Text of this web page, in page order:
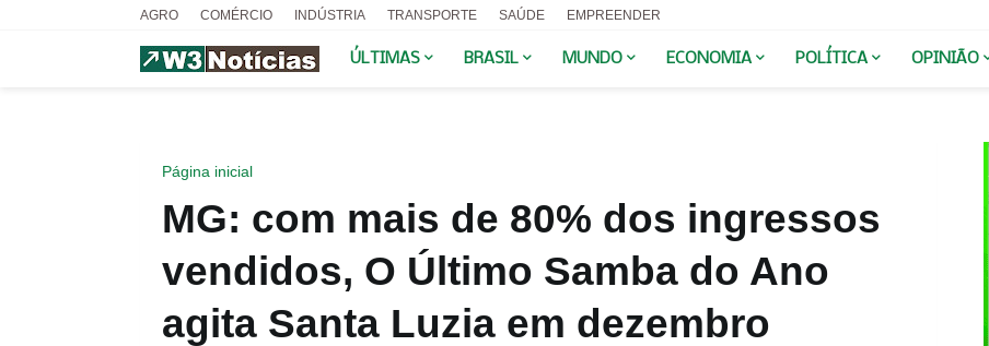
AGRO COMÉRCIO INDÚSTRIA TRANSPORTE SAÚDE EMPREENDER
ÚLTIMAS BRASIL MUNDO ECONOMIA POLÍTICA OPINIÃO
Página inicial
MG: com mais de 80% dos ingressos
vendidos, O Último Samba do Ano
agita Santa Luzia em dezembro